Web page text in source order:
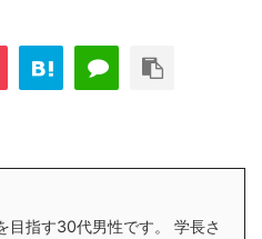
目指す30代男性です。 学長さ